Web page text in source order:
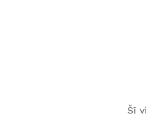
Šī